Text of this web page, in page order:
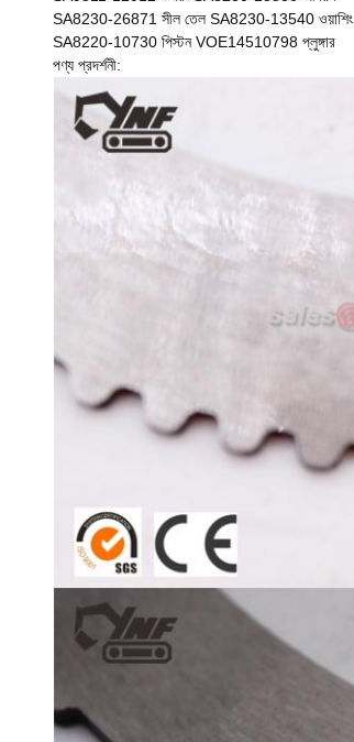
SA8230-26871 সীল তেল SA8230-13540 ওয়াশিং
SA8220-10730 পিস্টন VOE14510798 প্লুঙ্গার
পণ্য প্রদর্শনী: